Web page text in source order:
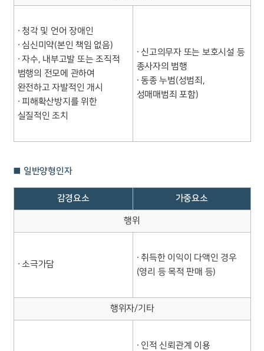
∙ 청각 및 언어 장애인
∙ 심신미약(본인 책임 없음)
∙ 자수, 내부고발 또는 조직적
범행의 전모에 관하여
완전하고 자발적인 개시
∙ 피해확산방지를 위한
실질적인 조치
∙ 신고의무자 또는 보호시설 등
종사자의 범행
∙ 동종 누범(성범죄,
성매매범죄 포함)
■ 일반양형인자
감경요소 가중요소
행위
∙ 소극가담
∙ 취득한 이익이 다액인 경우
(영리 등 목적 판매 등)
행위자/기타
∙ 인적 신뢰관계 이용